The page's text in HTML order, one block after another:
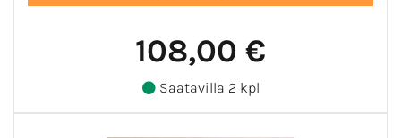
108,00 €
Saatavilla 2 kpl